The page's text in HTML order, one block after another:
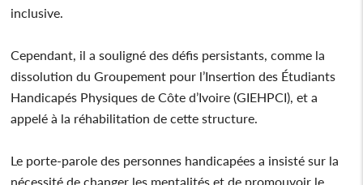
inclusive.
Cependant, il a souligné des défis persistants, comme la
dissolution du Groupement pour l’Insertion des Étudiants
Handicapés Physiques de Côte d’Ivoire (GIEHPCI), et a
appelé à la réhabilitation de cette structure.
Le porte-parole des personnes handicapées a insisté sur la
nécessité de changer les mentalités et de promouvoir le